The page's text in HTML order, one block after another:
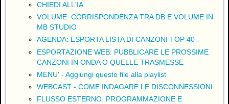
CHIEDI ALL'IA
VOLUME: CORRISPONDENZA TRA DB E VOLUME IN
MB STUDIO
AGENDA: ESPORTA LISTA DI CANZONI TOP 40
ESPORTAZIONE WEB: PUBBLICARE LE PROSSIME
CANZONI IN ONDA O QUELLE TRASMESSE
MENU' - Aggiungi questo file alla playlist
WEBCAST - COME INDAGARE LE DISCONNESSIONI
FLUSSO ESTERNO: PROGRAMMAZIONE E